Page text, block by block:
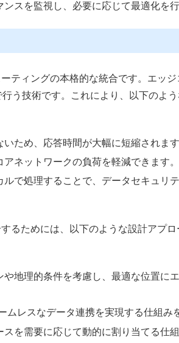
スを監視し、必要に応じて最適化を行
ティングの本格的な統合です。エッジ
う技術です。これにより、以下のよ
ため、応答時間が大幅に短縮されます
ネットワークの負荷を軽減できます。
で処理することで、データセキュリ
るためには、以下のような設計アプ
や地理的条件を考慮し、最適な位置に
ムレスなデータ連携を実現する仕組み
を需要に応じて動的に割り当てる仕